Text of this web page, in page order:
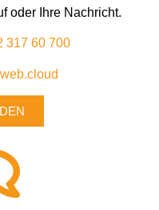
oder Ihre Nachricht.
317 60 700